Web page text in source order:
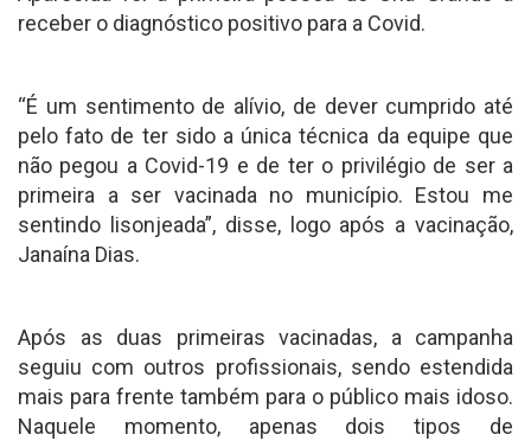
receber o diagnóstico positivo para a Covid.
“É um sentimento de alívio, de dever cumprido até
pelo fato de ter sido a única técnica da equipe que
não pegou a Covid-19 e de ter o privilégio de ser a
primeira a ser vacinada no município. Estou me
sentindo lisonjeada”, disse, logo após a vacinação,
Janaína Dias.
Após as duas primeiras vacinadas, a campanha
seguiu com outros profissionais, sendo estendida
mais para frente também para o público mais idoso.
Naquele momento, apenas dois tipos de